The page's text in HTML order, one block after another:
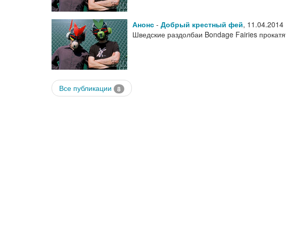
Анонс - Добрый крестный фей, 11.04.2014
Шведские раздолбаи Bondage Fairies
Все публикации 8